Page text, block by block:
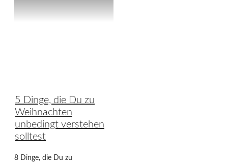
5 Dinge, die Du zu
Weihnachten
unbedingt verstehen
solltest
8 Dinge, die Du zu